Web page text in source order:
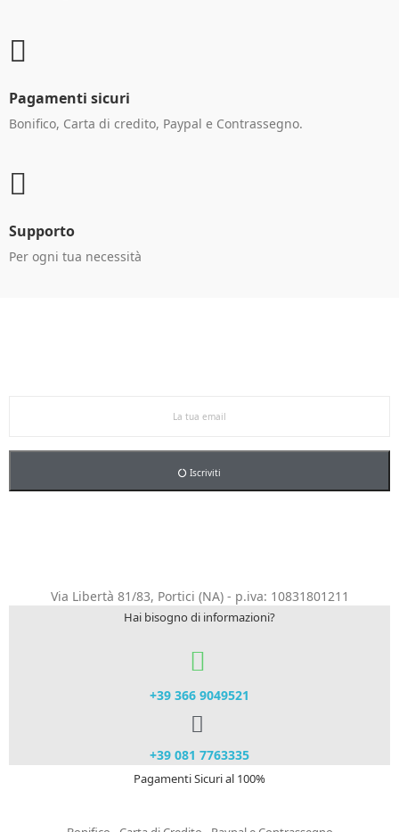
Pagamenti sicuri
Bonifico, Carta di credito, Paypal e Contrassegno.
Supporto
Per ogni tua necessità
Iscriviti
Via Libertà 81/83, Portici (NA) - p.iva: 10831801211
Hai bisogno di informazioni?
+39 366 9049521​
+39 081 7763335
Pagamenti Sicuri al 100%